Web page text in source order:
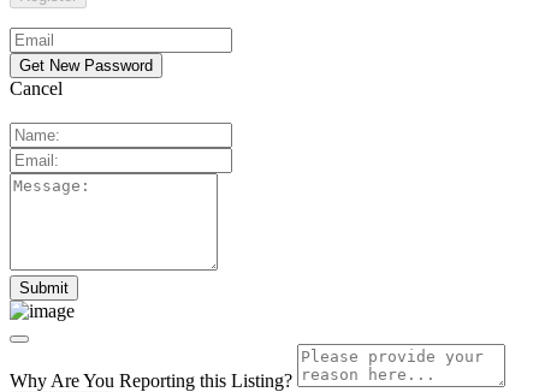
Cancel
Why Are You Reporting this Listing?